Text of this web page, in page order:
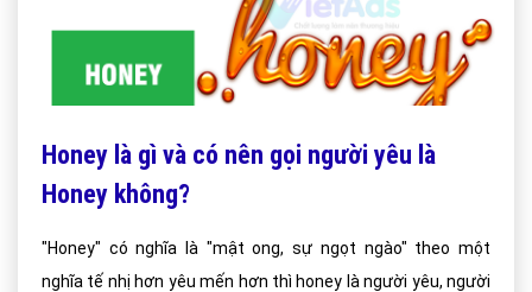
Honey là gì và có nên gọi người yêu là
Honey không?
"Honey" có nghĩa là "mật ong, sự ngọt ngào" theo một
nghĩa tế nhị hơn yêu mến hơn thì honey là người yêu, người